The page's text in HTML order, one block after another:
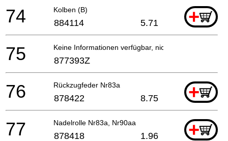
Kolben (B) +
74 884114 5.71
Keine Informationen verfügbar, nicht bestellbar
75 877393Z
Rückzugfeder Nr83a +
76 878422 8.75
Nadelrolle Nr83a, Nr90aa +
77 878418 1.96